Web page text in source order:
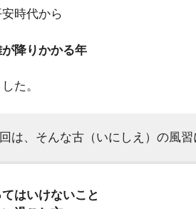
時代から
降りかかる年
た。
は、そんな古（いにしえ）の風
はいけないこと